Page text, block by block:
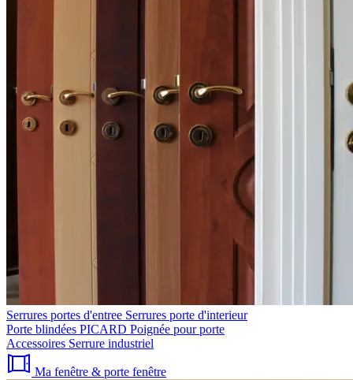
Serrures portes d'entree Serrures porte d'interieur
Porte blindées PICARD Poignée pour porte
Accessoires Serrure industriel
Ma fenêtre & porte fenêtre